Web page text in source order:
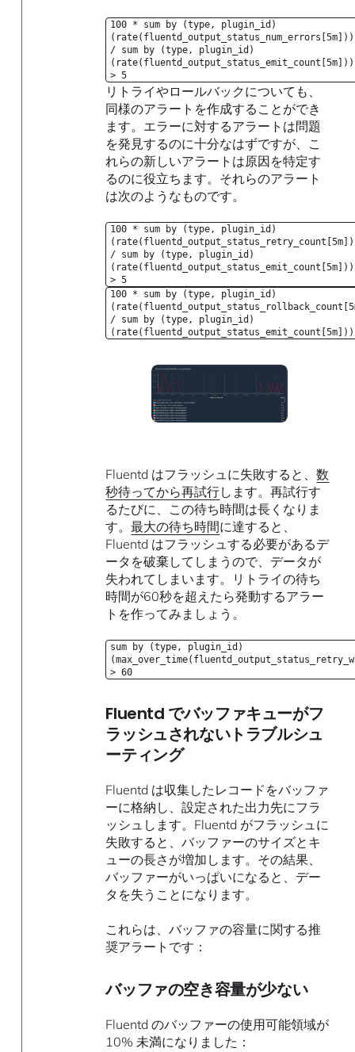
100 * sum by (type, plugin_id)
(rate(fluentd_output_status_num_errors[5m]))
/ sum by (type, plugin_id)
(rate(fluentd_output_status_emit_count[5m]))
> 5
リトライやロールバックについても、
同様のアラートを作成することができ
ます。エラーに対するアラートは問題
を発見するのに十分なはずですが、こ
れらの新しいアラートは原因を特定す
るのに役立ちます。それらのアラート
は次のようなものです。
100 * sum by (type, plugin_id)
/ sum by (type, plugin_id)
(rate(fluentd_output_status_emit_count[5m]))
> 5
100 * sum by (type, plugin_id)
/ sum by (type, plugin_id)
Fluentd はフラッシュに失敗すると、数
秒待ってから再試行します。再試行す
るたびに、この待ち時間は長くなりま
す。最大の待ち時間に達すると、
Fluentd はフラッシュする必要があるデ
ータを破棄してしまうので、データが
失われてしまいます。リトライの待ち
時間が60秒を超えたら発動するアラー
トを作ってみましょう。
sum by (type, plugin_id)
> 60
Fluentd でバッファキューがフ
ラッシュされないトラブルシュ
ーティング
Fluentd は収集したレコードをバッファ
ーに格納し、設定された出力先にフラ
ッシュします。Fluentd がフラッシュに
失敗すると、バッファーのサイズとキ
ューの長さが増加します。その結果、
バッファーがいっぱいになると、デー
タを失うことになります。
これらは、バッファの容量に関する推
奨アラートです：
バッファの空き容量が少ない
Fluentd のバッファーの使用可能領域が
10% 未満になりました：